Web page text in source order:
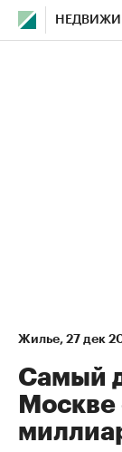
Жилье⁠, 27 дек
Самый
Москве